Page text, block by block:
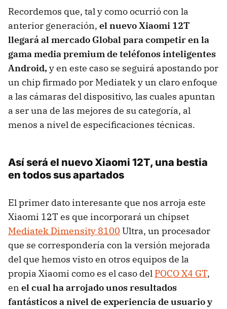
Recordemos que, tal y como ocurrió con la
anterior generación, el nuevo Xiaomi 12T
llegará al mercado Global para competir en la
gama media premium de teléfonos inteligentes
Android, y en este caso se seguirá apostando por
un chip firmado por Mediatek y un claro enfoque
a las cámaras del dispositivo, las cuales apuntan
a ser una de las mejores de su categoría, al
menos a nivel de especificaciones técnicas.
Así será el nuevo Xiaomi 12T, una bestia
en todos sus apartados
El primer dato interesante que nos arroja este
Xiaomi 12T es que incorporará un chipset
Mediatek Dimensity 8100 Ultra, un procesador
que se correspondería con la versión mejorada
del que hemos visto en otros equipos de la
propia Xiaomi como es el caso del POCO X4 GT,
en el cual ha arrojado unos resultados
fantásticos a nivel de experiencia de usuario y